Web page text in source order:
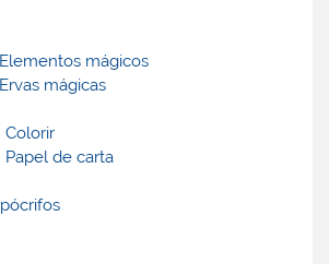
mágicos
mágicas
Colorir
Papel de carta